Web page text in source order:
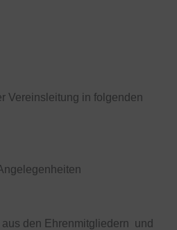
Vereinsleitung in folgenden
den Ehrenmitgliedern und